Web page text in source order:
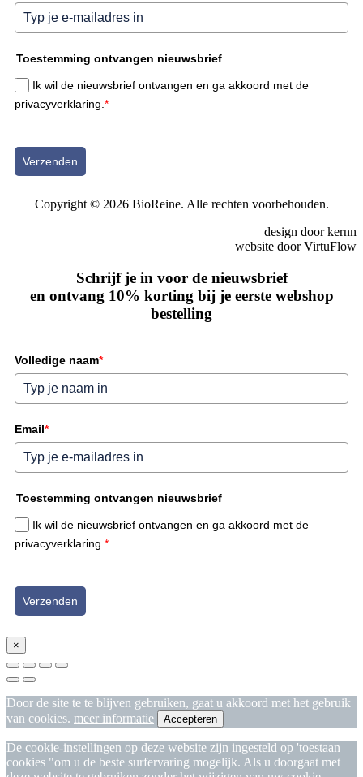
Toestemming ontvangen nieuwsbrief
Ik wil de nieuwsbrief ontvangen en ga akkoord met de
privacyverklaring.*
Verzenden
Copyright © 2026 BioReine. Alle rechten voorbehouden.
design door kernn
website door VirtuFlow
Schrijf je in voor de nieuwsbrief
en ontvang 10% korting bij je eerste webshop
bestelling
Volledige naam*
Email*
Toestemming ontvangen nieuwsbrief
Ik wil de nieuwsbrief ontvangen en ga akkoord met de
privacyverklaring. *
Verzenden
×
Door de site te te blijven gebruiken, gaat u akkoord met het gebruik
van cookies. meer informatie Accepteren
De cookie-instellingen op deze website zijn ingesteld op 'toestaan
cookies "om u de beste surfervaring mogelijk. Als u doorgaat met